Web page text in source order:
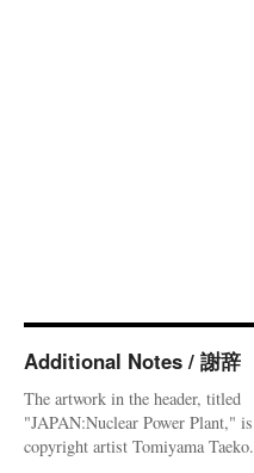
Additional Notes / 謝辞
The artwork in the header, titled
"JAPAN:Nuclear Power Plant," is
copyright artist Tomiyama Taeko.